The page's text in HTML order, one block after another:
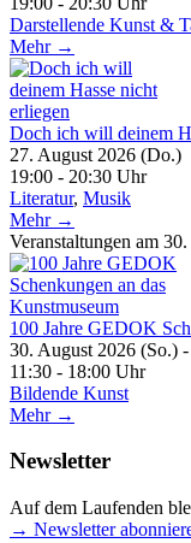
Darstellende Kunst &
Mehr →
Doch ich will deinem
27. August 2026 (Do.)
19:00 - 20:30 Uhr
Literatur, Musik
Mehr →
Veranstaltungen am
100 Jahre GEDOK
30. August 2026 (So.)
11:30 - 18:00 Uhr
Bildende Kunst
Mehr →
Newsletter
Auf dem Laufenden
→ Newsletter